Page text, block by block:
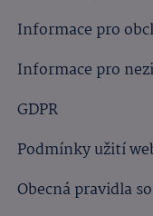
Informace pro
Informace pro
GDPR
Podmínky užití
Obecná pravidla